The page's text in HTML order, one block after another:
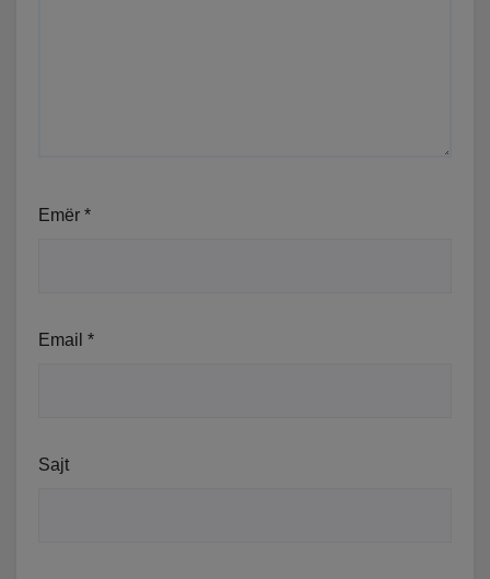
Emër *
Email *
Sajt